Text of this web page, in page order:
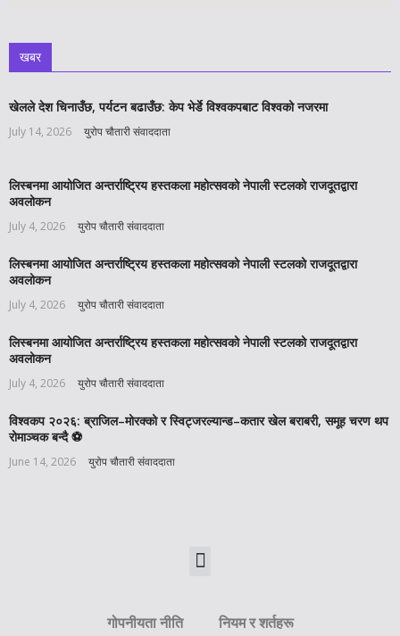
खबर
खेलले देश चिनाउँछ, पर्यटन बढाउँछ: केप भेर्डे विश्वकपबाट विश्वको नजरमा
July 14, 2026 युरोप चौतारी संवाददाता
लिस्बनमा आयोजित अन्तर्राष्ट्रिय हस्तकला महोत्सवको नेपाली स्टलको राजदूतद्वारा
अवलोकन
July 4, 2026 युरोप चौतारी संवाददाता
लिस्बनमा आयोजित अन्तर्राष्ट्रिय हस्तकला महोत्सवको नेपाली स्टलको राजदूतद्वारा
अवलोकन
July 4, 2026 युरोप चौतारी संवाददाता
लिस्बनमा आयोजित अन्तर्राष्ट्रिय हस्तकला महोत्सवको नेपाली स्टलको राजदूतद्वारा
अवलोकन
July 4, 2026 युरोप चौतारी संवाददाता
विश्वकप २०२६: ब्राजिल–मोरक्को र स्विट्जरल्यान्ड–कतार खेल बराबरी, समूह चरण थप
रोमाञ्चक बन्दै ⚽️
June 14, 2026 युरोप चौतारी संवाददाता
गोपनीयता नीति नियम र शर्तहरू